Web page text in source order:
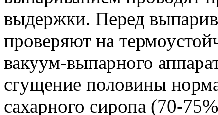
выдержки. Перед
проверяют на
вакуум-выпарного
сгущение половины
сахарного сиропа (70-